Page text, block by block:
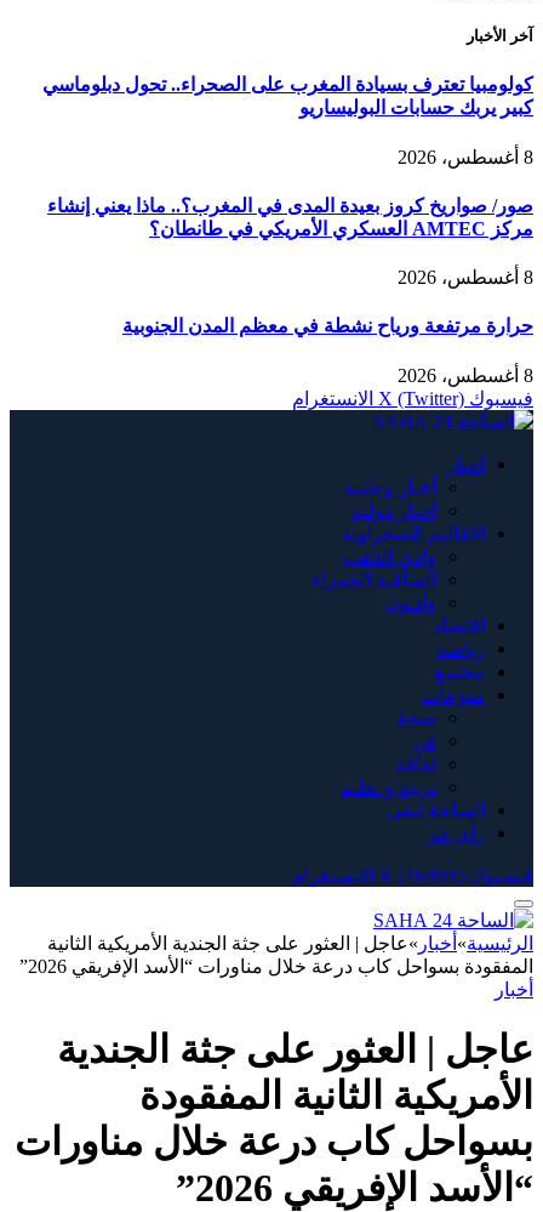
آخر الأخبار
كولومبيا تعترف بسيادة المغرب على الصحراء.. تحول دبلوماسي
كبير يربك حسابات البوليساريو
8 أغسطس، 2026
صور/ صواريخ كروز بعيدة المدى في المغرب؟.. ماذا يعني إنشاء
مركز AMTEC العسكري الأمريكي في طانطان؟
8 أغسطس، 2026
حرارة مرتفعة ورياح نشطة في معظم المدن الجنوبية
8 أغسطس، 2026
فيسبوك X (Twitter) الانستغرام
أخبار
أخبار وطنية
أخبار دولية
الاقاليم الصحراوية
وادي الذهب
الساقية الحمراء
وادنون
اقتصاد
رياضة
مجتمع
منوعات
صحة
فن
ثقافة
تربية و تعليم
الساحة تيفي
رأي حر
فيسبوك X (Twitter) الانستغرام
الرئيسية» أخبار »عاجل | العثور على جثة الجندية الأمريكية الثانية
المفقودة بسواحل كاب درعة خلال مناورات “الأسد الإفريقي 2026”
أخبار
عاجل | العثور على جثة الجندية
الأمريكية الثانية المفقودة
بسواحل كاب درعة خلال مناورات
“الأسد الإفريقي 2026”